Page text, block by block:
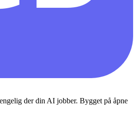
der din AI jobber. Bygget på åpne